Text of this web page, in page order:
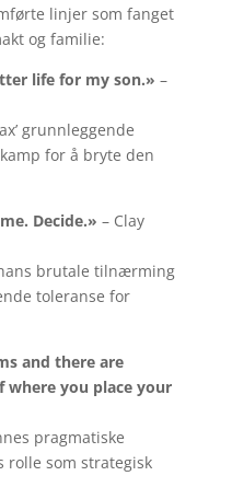
linjer som fanget
og familie:
life for my son.» –
grunnleggende
for å bryte den
Decide.» – Clay
brutale tilnærming
toleranse for
and there are
where you place your
pragmatiske
rolle som strategisk